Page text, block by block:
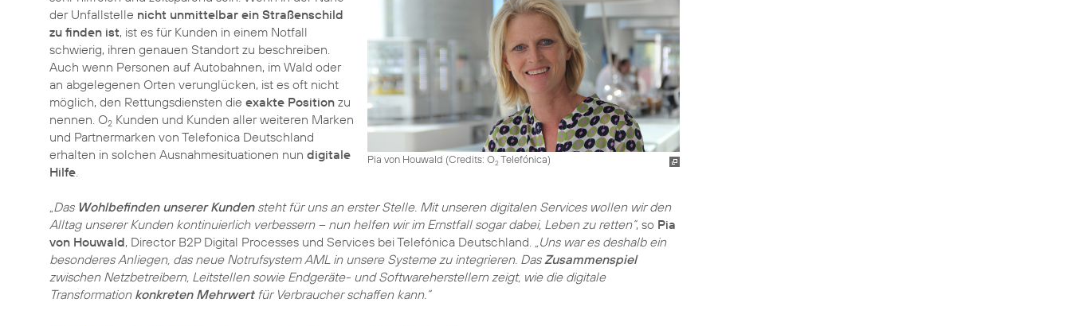
Pia von Houwald (Credits: O2Telefónica)
der Unfallstelle nicht unmittelbar ein Straßenschild
zu finden ist, ist es für Kunden in einem Notfall
schwierig, ihren genauen Standort zu beschreiben.
Auch wenn Personen auf Autobahnen, im Wald oder
an abgelegenen Orten verunglücken, ist es oft nicht
möglich, den Rettungsdiensten die exakte Position zu
nennen. O2 Kunden und Kunden aller weiteren Marken
und Partnermarken von Telefonica Deutschland
erhalten in solchen Ausnahmesituationen nun digitale
Hilfe.
„Das Wohlbefinden unserer Kundensteht für uns an erster Stelle. Mit unseren digitalen Services wollen wir den
Alltag unserer Kunden kontinuierlich verbessern – nun helfen wir im Ernstfall sogar dabei, Leben zu retten“, so Pia
von Houwald, Director B2P Digital Processes und Services bei Telefónica Deutschland. „Uns war es deshalb ein
besonderes Anliegen, das neue Notrufsystem AML in unsere Systeme zu integrieren. DasZusammenspiel
zwischen Netzbetreibern, Leitstellen sowie Endgeräte- und Softwareherstellern zeigt, wie die digitale
Transformation konkreten Mehrwertfür Verbraucher schaffen kann.“